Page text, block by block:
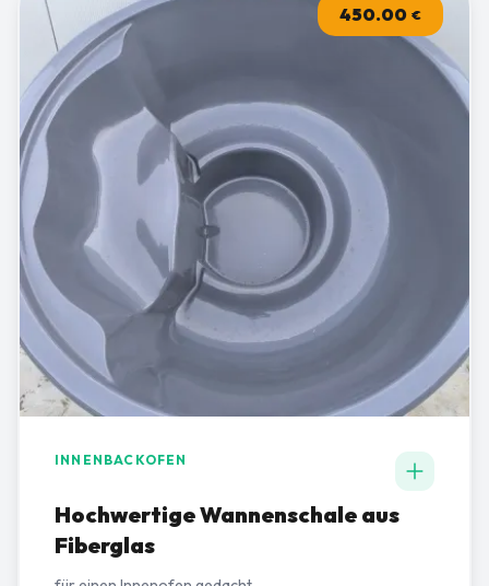
450.00 €
INNENBACKOFEN
Hochwertige Wannenschale aus
Fiberglas